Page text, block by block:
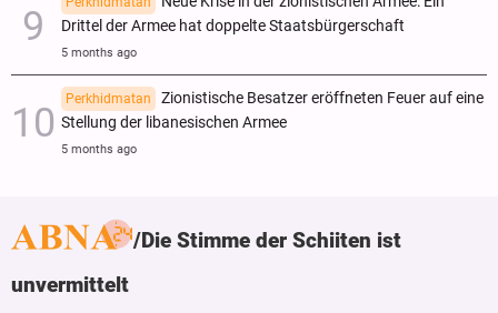
Drittel der Armee hat doppelte Staatsbürgerschaft
5 months ago
Perkhidmatan
Zionistische Besatzer eröffneten Feuer auf eine
Stellung der libanesischen Armee
5 months ago
Die Stimme der Schiiten ist
unvermittelt